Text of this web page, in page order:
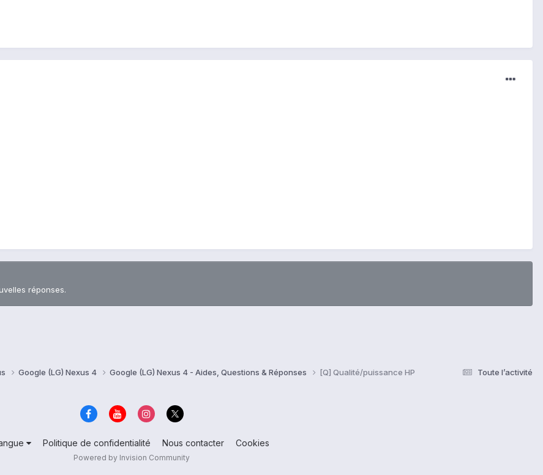
réponses.
Toute l’activité
Google (LG) Nexus 4 Google (LG) Nexus 4 - Aides, Questions & Réponses [Q] Qualité/puissance HP
Politique de confidentialité Nous contacter Cookies
Powered by Invision Community